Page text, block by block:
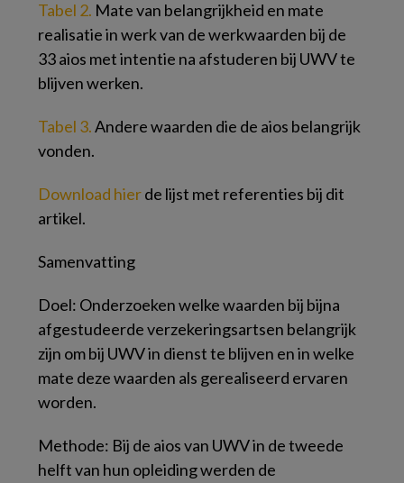
Tabel 2. Mate van belangrijkheid en mate
realisatie in werk van de werkwaarden bij de
33 aios met intentie na afstuderen bij UWV te
blijven werken.
Tabel 3.Andere waarden die de aios belangrijk
vonden.
Download hierde lijst met referenties bij dit
artikel.
Samenvatting
Doel: Onderzoeken welke waarden bij bijna
afgestudeerde verzekeringsartsen belangrijk
zijn om bij UWV in dienst te blijven en in welke
mate deze waarden als gerealiseerd ervaren
worden.
Methode: Bij de aios van UWV in de tweede
helft van hun opleiding werden de